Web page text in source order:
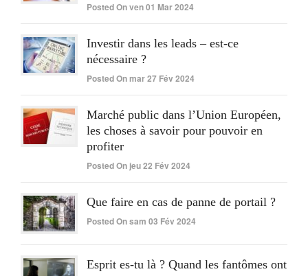
Posted On ven 01 Mar 2024
Investir dans les leads – est-ce
nécessaire ?
Posted On mar 27 Fév 2024
Marché public dans l’Union Européen,
les choses à savoir pour pouvoir en
profiter
Posted On jeu 22 Fév 2024
Que faire en cas de panne de portail ?
Posted On sam 03 Fév 2024
Esprit es-tu là ? Quand les fantômes ont